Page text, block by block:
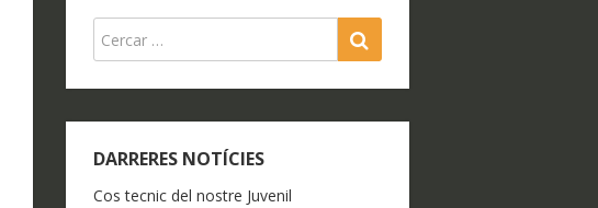
DARRERES NOTÍCIES
Cos tecnic del nostre Juvenil